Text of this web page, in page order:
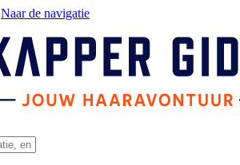
Naar de navigatie